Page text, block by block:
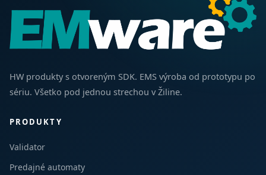
HW produkty s otvoreným SDK. EMS výroba od prototypu po
sériu. Všetko pod jednou strechou v Žiline.
PRODUKTY
Validator
Predajné automaty